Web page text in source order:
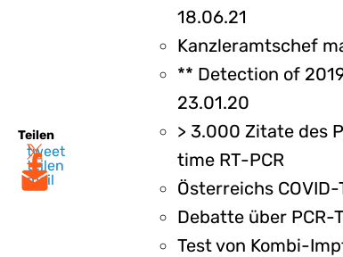
Teilen
tweet
teilen
mail
18.06.21
Kanzleramtschef
** Detection of
23.01.20
> 3.000 Zitate des
time RT-PCR
Österreichs
Debatte über PCR-
Test von Kombi-